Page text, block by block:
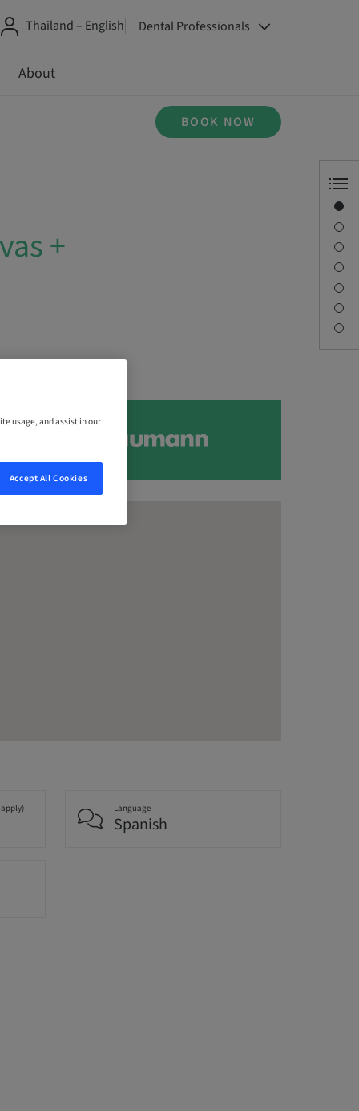
Thailand – English Dental Professionals
About
BOOK NOW
+
Language
Spanish
usage, and assist in our
Accept All Cookies